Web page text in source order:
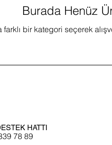
Burada Henüz
farklı bir kategori seçerek
HATTI
78 89